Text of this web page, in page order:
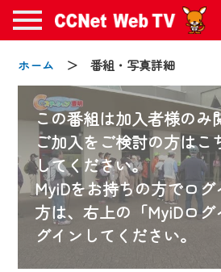
ホーム ＞ 番組・写真詳細
この番組は加入者様のみ
ご加入をご検討の方はこ
してください。
MyiDをお持ちの方でログ
方は、右上の「MyiDログ
グインしてください。
お知ら
2024/09/02